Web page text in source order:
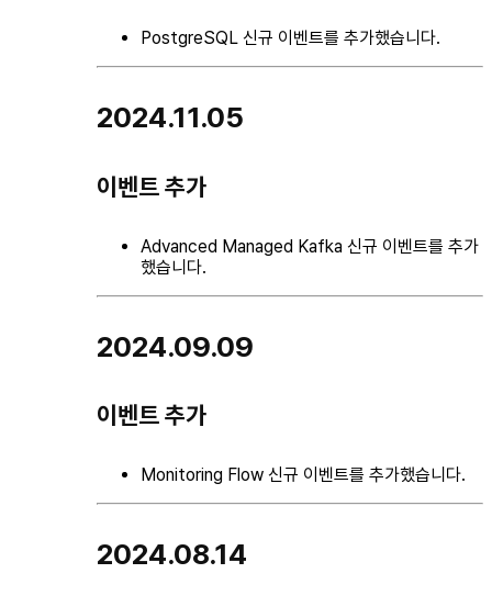
PostgreSQL 신규 이벤트를 추가했습니다.
2024.11.05
이벤트 추가
Advanced Managed Kafka 신규 이벤트를 추가
했습니다.
2024.09.09
이벤트 추가
Monitoring Flow 신규 이벤트를 추가했습니다.
2024.08.14